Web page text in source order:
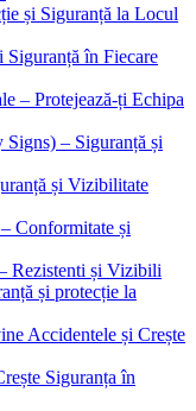
și Siguranță la Locul
Siguranță în Fiecare
– Protejează-ți Echipa
Signs) – Siguranță și
și Vizibilitate
Conformitate și
Rezistenti și Vizibili
și protecție la
Accidentele și Crește
Siguranța în